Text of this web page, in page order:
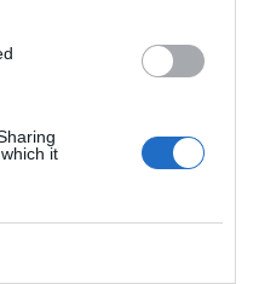
it
hörnskrivbord höger